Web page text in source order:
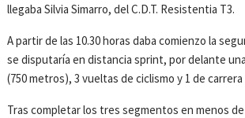
llegaba Silvia Simarro, del C.D.T. Resistentia T3.
A partir de las 10.30 horas daba comienzo la
se disputaría en distancia sprint, por delante
(750 metros), 3 vueltas de ciclismo y 1 de carrera
Tras completar los tres segmentos en menos de